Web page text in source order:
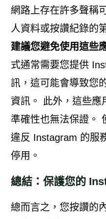
網路上存在許多聲稱
人資料或按讚紀錄的
建議您避免使用這些
式通常需要您提供
訊，這可能會導致您
資訊。 此外，這些應
準確性也無法保證。
違反 Instagram 的服
停用。
總結：保護您的
總而言之，您按讚的